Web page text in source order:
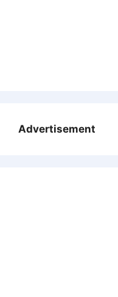
Advertisement